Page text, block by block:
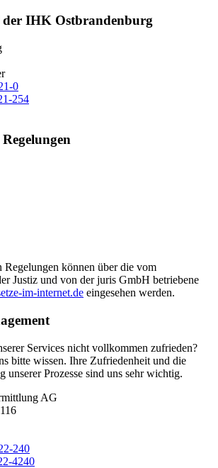
IHK Ostbrandenburg
0
254
Regelungen können über die vom
Justiz und von der juris GmbH betriebene
im-internet.de eingesehen werden.
Services nicht vollkommen zufrieden?
bitte wissen. Ihre Zufriedenheit und die
unserer Prozesse sind uns sehr wichtig.
AG
240
4240